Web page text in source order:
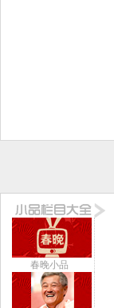
春晚小品